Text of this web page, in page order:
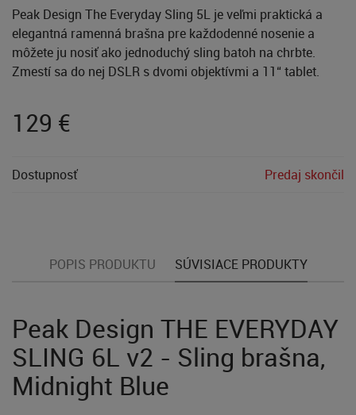
Peak Design The Everyday Sling 5L je veľmi praktická a
elegantná ramenná brašna pre každodenné nosenie a
môžete ju nosiť ako jednoduchý sling batoh na chrbte.
Zmestí sa do nej DSLR s dvomi objektívmi a 11“ tablet.
129 €
Dostupnosť Predaj skončil
POPIS PRODUKTU SÚVISIACE PRODUKTY
Peak Design THE EVERYDAY
SLING 6L v2 - Sling brašna,
Midnight Blue